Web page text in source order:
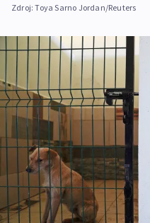
Zdroj:Toya Sarno Jordan/Reuters